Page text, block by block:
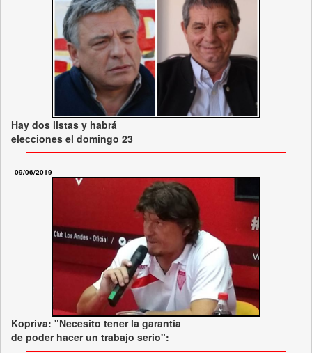
Hay dos listas y habrá
elecciones el domingo 23
09/06/2019
Kopriva: "Necesito tener la garantía
de poder hacer un trabajo serio":